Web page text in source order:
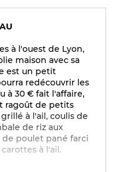
à l'ouest de Lyon,
maison avec sa
est un petit
redécouvrir les
à 30 € fait l'affaire,
ragoût de petits
à l'ail, coulis de
de riz aux
poulet pané farci
à l'ail.